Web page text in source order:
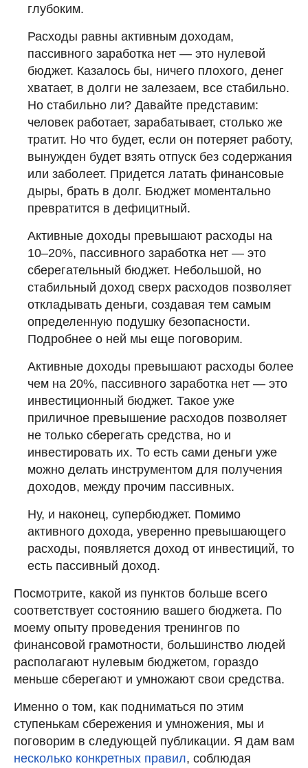
глубоким.
Расходы равны активным доходам,
пассивного заработка нет — это нулевой
бюджет. Казалось бы, ничего плохого, денег
хватает, в долги не залезаем, все стабильно.
Но стабильно ли? Давайте представим:
человек работает, зарабатывает, столько же
тратит. Но что будет, если он потеряет работу,
вынужден будет взять отпуск без содержания
или заболеет. Придется латать финансовые
дыры, брать в долг. Бюджет моментально
превратится в дефицитный.
Активные доходы превышают расходы на
10–20%, пассивного заработка нет — это
сберегательный бюджет. Небольшой, но
стабильный доход сверх расходов позволяет
откладывать деньги, создавая тем самым
определенную подушку безопасности.
Подробнее о ней мы еще поговорим.
Активные доходы превышают расходы более
чем на 20%, пассивного заработка нет — это
инвестиционный бюджет. Такое уже
приличное превышение расходов позволяет
не только сберегать средства, но и
инвестировать их. То есть сами деньги уже
можно делать инструментом для получения
доходов, между прочим пассивных.
Ну, и наконец, супербюджет. Помимо
активного дохода, уверенно превышающего
расходы, появляется доход от инвестиций, то
есть пассивный доход.
Посмотрите, какой из пунктов больше всего
соответствует состоянию вашего бюджета. По
моему опыту проведения тренингов по
финансовой грамотности, большинство людей
располагают нулевым бюджетом, гораздо
меньше сберегают и умножают свои средства.
Именно о том, как подниматься по этим
ступенькам сбережения и умножения, мы и
поговорим в следующей публикации. Я дам вам
несколько конкретных правил, соблюдая